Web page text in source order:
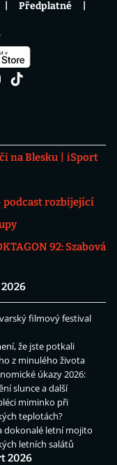
na Blesku
iSport
podcast rozbíjející
92: Szabová
filmový festival
že jste potkali
z minulého života
úkazy 2026:
slunce a další
miminko při
teplotách?
dokonalé letní mojito
letních salátů
2026
Předplatné